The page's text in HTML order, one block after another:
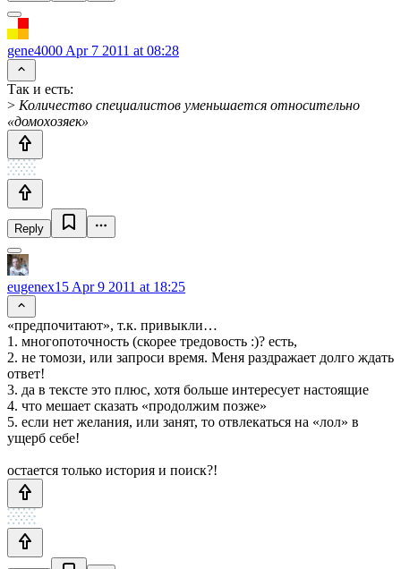
gene4000 Apr 7 2011 at 08:28
Так и есть:
> Количество специалистов уменьшается относительно
«домохозяек»
Reply
eugenex15 Apr 9 2011 at 18:25
«предпочитают», т.к. привыкли…
1. многопоточность (скорее тредовость :)? есть,
2. не томози, или запроси время. Меня раздражает долго ждать
ответ!
3. да в тексте это плюс, хотя больше интересует настоящие
4. что мешает сказать «продолжим позже»
5. если нет желания, или занят, то отвлекаться на «лол» в
ущерб себе!
остается только история и поиск?!